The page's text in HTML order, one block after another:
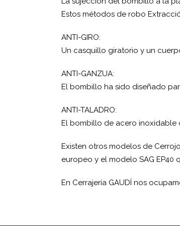
Estos métodos de robo
ANTI-GIRO:
Un casquillo giratorio y un
ANTI-GANZUA:
El bombillo ha sido diseñado
ANTI-TALADRO:
El bombillo de acero inoxidable
Existen otros modelos de
europeo y el modelo SAG EP40
En Cerrajería GAUDÍ nos